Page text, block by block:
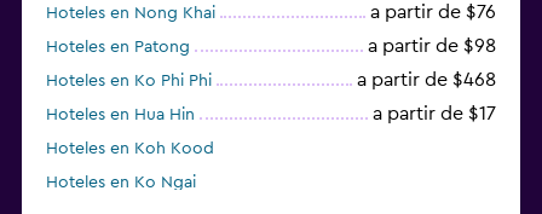
Hoteles en Nong Khai a partir de $76
Hoteles en Patong a partir de $98
Hoteles en Ko Phi Phi a partir de $468
Hoteles en Hua Hin a partir de $17
Hoteles en Koh Kood
Hoteles en Ko Ngai